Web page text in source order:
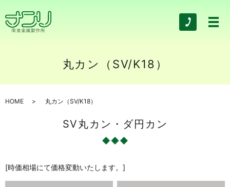
丸カン（SV/K18）
HOME 丸カン（SV/K18）
SV丸カン・ダ円カン
[時価相場にて価格変動いたします。]